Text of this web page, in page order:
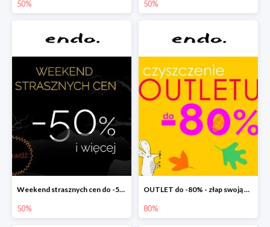
50% 50%
Weekend strasznych cen do -50%
50%
OUTLET do -80% - złap swoją okazję !
80%